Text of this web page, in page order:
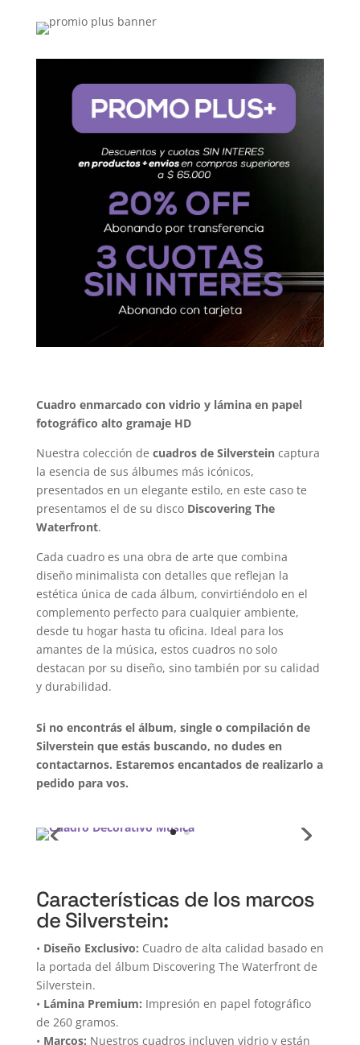
Cuadro enmarcado con vidrio y lámina en papel
fotográfico alto gramaje HD
Nuestra colección de cuadros de Silversteincaptura
la esencia de sus álbumes más icónicos,
presentados en un elegante estilo, en este caso te
presentamos el de su disco Discovering The
Waterfront.
Cada cuadro es una obra de arte que combina
diseño minimalista con detalles que reflejan la
estética única de cada álbum, convirtiéndolo en el
complemento perfecto para cualquier ambiente,
desde tu hogar hasta tu oficina. Ideal para los
amantes de la música, estos cuadros no solo
destacan por su diseño, sino también por su calidad
y durabilidad.
Si no encontrás el álbum, single o compilación de
Silverstein que estás buscando, no dudes en
contactarnos. Estaremos encantados de realizarlo a
pedido para vos.
Características de los marcos
de Silverstein:
• Diseño Exclusivo: Cuadro de alta calidad basado en
la portada del álbum Discovering The Waterfront de
Silverstein.
• Lámina Premium: Impresión en papel fotográfico
de 260 gramos.
• Marcos: Nuestros cuadros incluyen vidrio y están